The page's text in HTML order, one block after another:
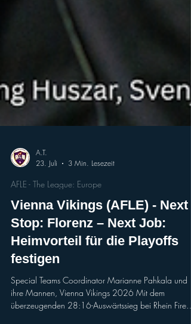
A.T.
23. Juli
3 Min. Lesezeit
Vienna Vikings (AFLE) - Next
Stop: Florenz – Next Job:
Heimvorteil für die Playoffs